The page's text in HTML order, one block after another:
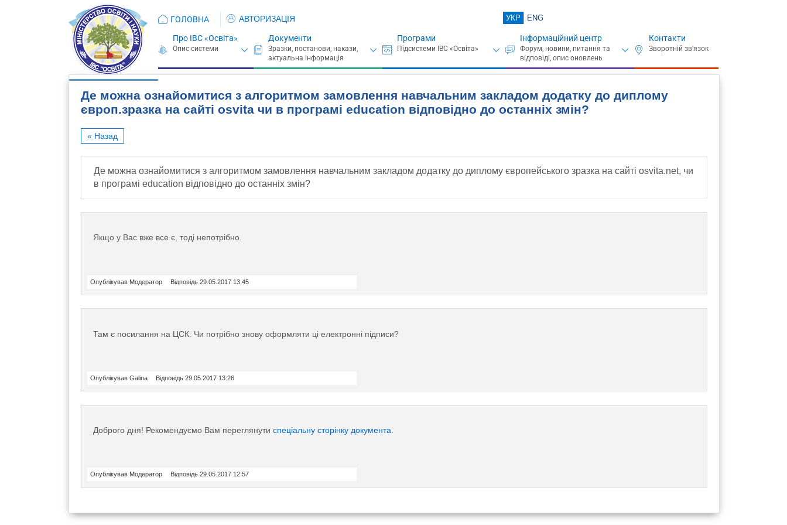
ГОЛОВНА АВТОРИЗАЦІЯ УКР ENG
Про ІВС «Освіта» Документи Програми Інформаційний центр Контакти
Де можна ознайомитися з алгоритмом замовлення навчальним закладом додатку до диплому
європ.зразка на сайті osvita чи в програмі education відповідно до останніх змін?
« Назад
Де можна ознайомитися з алгоритмом замовлення навчальним закладом додатку до диплому європейського зразка на сайті osvita.net, чи
в програмі education відповідно до останніх змін?
Якщо у Вас вже все є, тоді непотрібно.
Опублікував Модератор Відповідь 29.05.2017 13:45
Там є посилання на ЦСК. Чи потрібно знову оформляти ці електронні підписи?
Опублікував Galina Відповідь 29.05.2017 13:26
Доброго дня! Рекомендуємо Вам переглянути спеціальну сторінку документа
Опублікував Модератор Відповідь 29.05.2017 12:57